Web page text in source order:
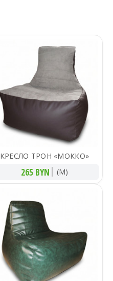
КРЕСЛО ТРОН «МОККО»
265 BYN (M)